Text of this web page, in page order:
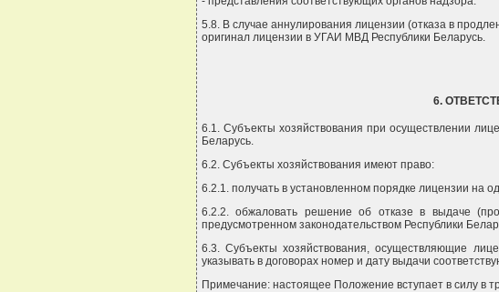
5.8. В случае аннулирования лицензии (отказа в
оригинал лицензии в УГАИ МВД Республики Беларусь.
6.
6.1. Субъекты хозяйствования при осуществлении
Беларусь.
6.2. Субъекты хозяйствования имеют право:
6.2.1. получать в установленном порядке лицензии на
6.2.2. обжаловать решение об отказе в выдаче
предусмотренном законодательством Республики
6.3. Субъекты хозяйствования, осуществляющие
указывать в договорах номер и дату выдачи
Примечание: настоящее Положение вступает в силу в